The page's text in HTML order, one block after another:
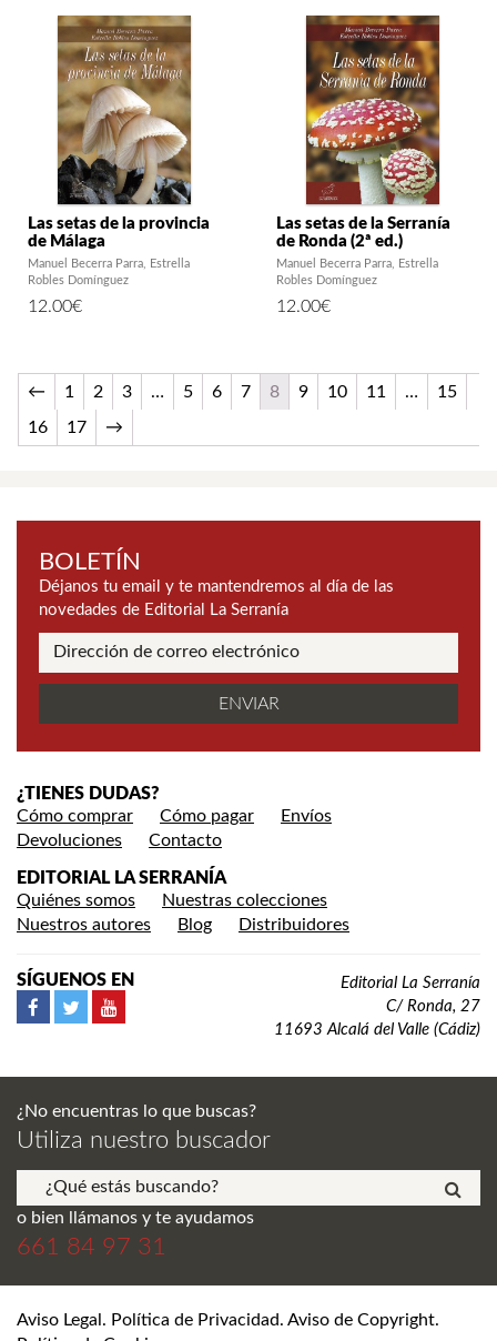
Las setas de la provincia
de Málaga
Manuel Becerra Parra
Estrella
Robles Domínguez
12.00€
Las setas de la Serranía
de Ronda (2ª ed.)
Manuel Becerra Parra
Estrella
Robles Domínguez
12.00€
← 1 2 3 … 5 6 7 8 9 10 11 …
15
16
17 →
BOLETÍN
Déjanos tu email y te mantendremos al día de las
novedades de Editorial La Serranía
¿TIENES DUDAS?
Cómo comprar
Cómo pagar
Envíos
Devoluciones
Contacto
EDITORIAL LA SERRANÍA
Quiénes somos
Nuestras colecciones
Nuestros autores
Blog Distribuidores
SÍGUENOS EN
Editorial La Serranía
C/ Ronda, 27
11693 Alcalá del Valle (Cádiz)
¿No encuentras lo que buscas?
Utiliza nuestro buscador
o bien llámanos y te ayudamos
661 84 97 31
Aviso Legal. Política de Privacidad. Aviso de Copyright.